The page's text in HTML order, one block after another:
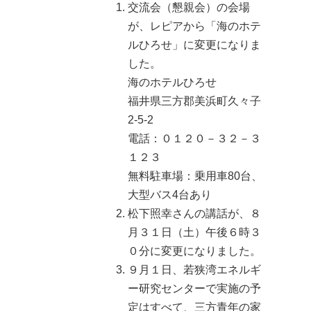
交流会（懇親会）の会場
が、レピアから「海のホテ
ルひろせ」に変更になりま
した。
海のホテルひろせ
福井県三方郡美浜町久々子
2-5-2
電話：０１２０－３２－３
１２３
無料駐車場：乗用車80台、
大型バス4台あり
松下照幸さんの講話が、８
月３１日（土）午後６時３
０分に変更になりました。
９月１日、若狭湾エネルギ
ー研究センターで実施の予
定はすべて、三方青年の家